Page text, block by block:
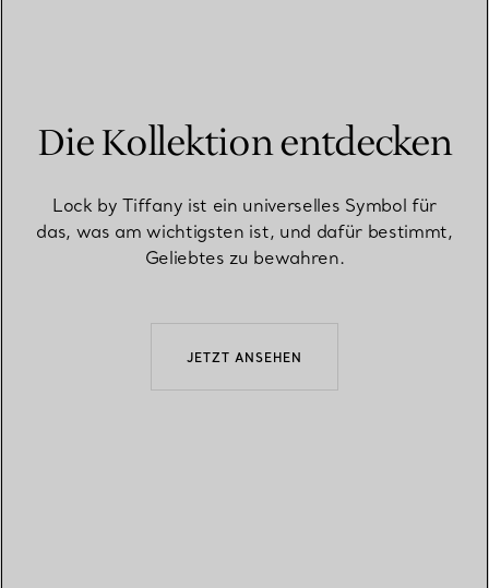
Die Kollektion entdecken
Lock by Tiffany ist ein universelles Symbol für
das, was am wichtigsten ist, und dafür bestimmt,
Geliebtes zu bewahren.
JETZT ANSEHEN